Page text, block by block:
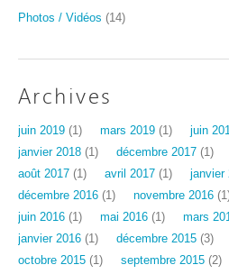
Photos / Vidéos (14)
Archives
juin 2019 (1) mars 2019 (1) juin
janvier 2018 (1) décembre 2017 (1)
août 2017 (1) avril 2017 (1) janvier
décembre 2016 (1) novembre 2016
juin 2016 (1) mai 2016 (1) mars
janvier 2016 (1) décembre 2015 (3)
octobre 2015 (1) septembre 2015 (2)